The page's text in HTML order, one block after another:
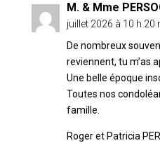
M. & Mme
juillet 2026 à 10 h 20
De nombreux
reviennent, tu m’as
Une belle époque
Toutes nos
famille.
Roger et Patricia